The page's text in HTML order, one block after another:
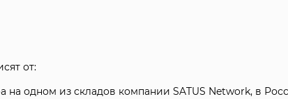
от:
на одном из складов компании SATUS Network, в